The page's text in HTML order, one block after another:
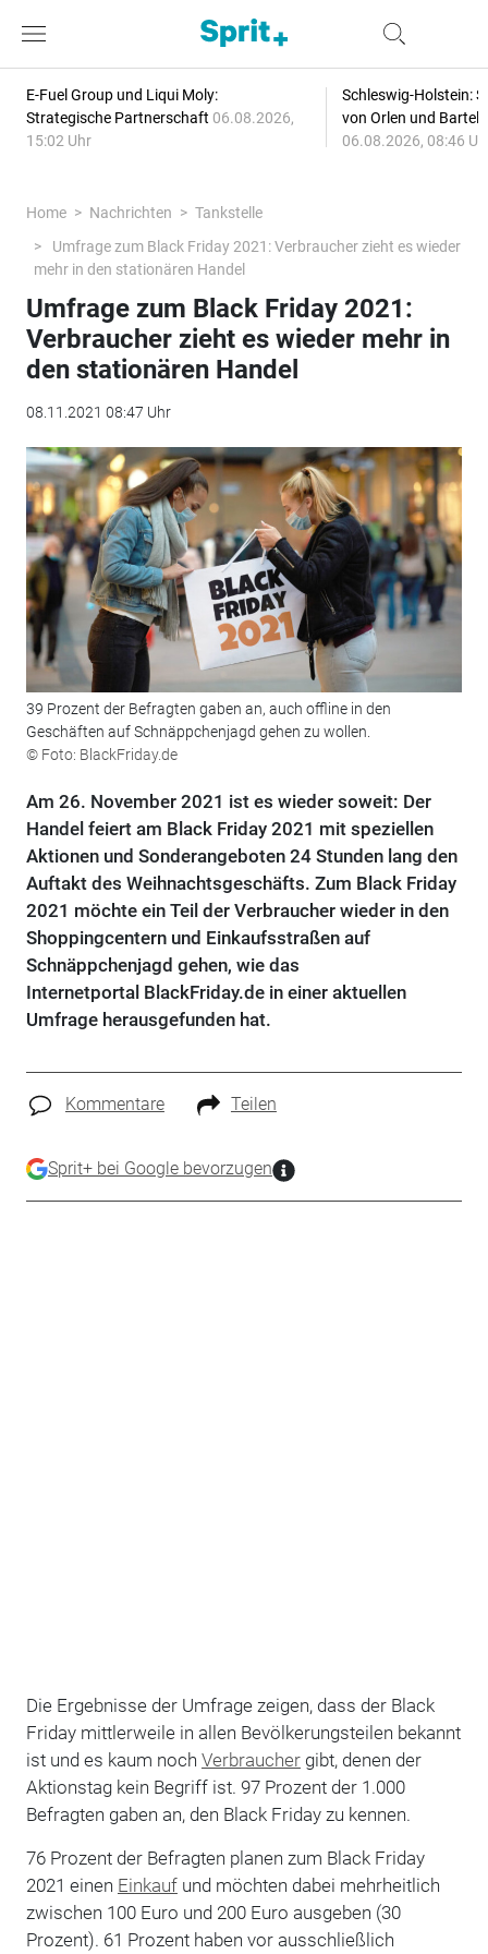
E-Fuel Group und Liqui Moly:
Strategische Partnerschaft 06.08.2026,
15:02 Uhr
Schleswig-Holstein:
von Orlen und
06.08.2026, 08:46
Home Nachrichten
Tankstelle
Umfrage zum Black Friday 2021: Verbraucher zieht es wieder
mehr in den stationären Handel
Umfrage zum Black Friday 2021:
Verbraucher zieht es wieder mehr in
den stationären Handel
08.11.2021 08:47 Uhr
39 Prozent der Befragten gaben an, auch offline in den
Geschäften auf Schnäppchenjagd gehen zu wollen.
© Foto: BlackFriday.de
Am 26. November 2021 ist es wieder soweit: Der
Handel feiert am Black Friday 2021 mit speziellen
Aktionen und Sonderangeboten 24 Stunden lang den
Auftakt des Weihnachtsgeschäfts. Zum Black Friday
2021 möchte ein Teil der Verbraucher wieder in den
Shoppingcentern und Einkaufsstraßen auf
Schnäppchenjagd gehen, wie das
Internetportal BlackFriday.de in einer aktuellen
Umfrage herausgefunden hat.
Kommentare Teilen
Sprit+ bei Google bevorzugen
Die Ergebnisse der Umfrage zeigen, dass der Black
Friday mittlerweile in allen Bevölkerungsteilen bekannt
ist und es kaum noch Verbrauchergibt, denen der
Aktionstag kein Begriff ist. 97 Prozent der 1.000
Befragten gaben an, den Black Friday zu kennen.
76 Prozent der Befragten planen zum Black Friday
2021 einen Einkaufund möchten dabei mehrheitlich
zwischen 100 Euro und 200 Euro ausgeben (30
Prozent). 61 Prozent haben vor ausschließlich